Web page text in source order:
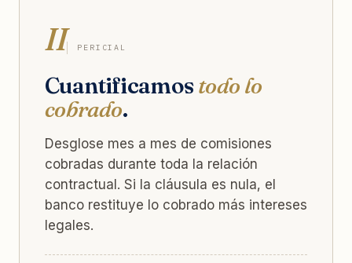
II PERICIAL
Cuantificamostodo lo
cobrado.
Desglose mes a mes de comisiones
cobradas durante toda la relación
contractual. Si la cláusula es nula, el
banco restituye lo cobrado más intereses
legales.